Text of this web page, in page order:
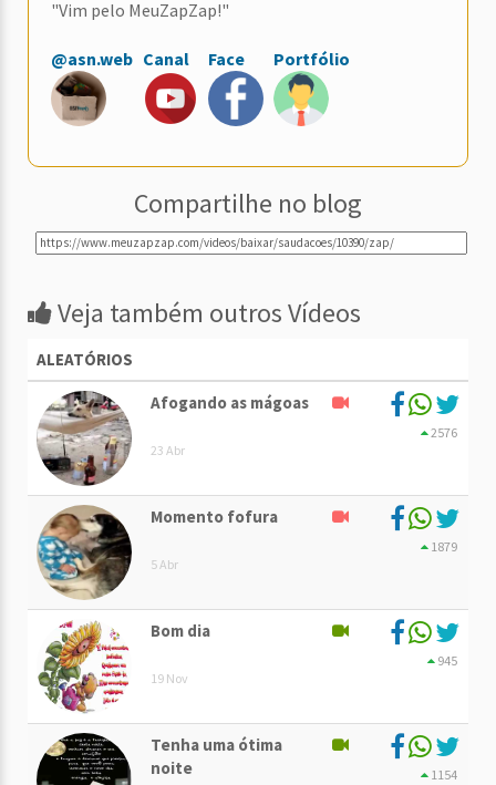
"Vim pelo MeuZapZap!"
@asn.web Canal Face Portfólio
Compartilhe no blog
Veja também outros Vídeos
ALEATÓRIOS
Afogando as mágoas
23 Abr
2576
Momento fofura
5 Abr
1879
Bom dia
19 Nov
945
Tenha uma ótima
noite
1154